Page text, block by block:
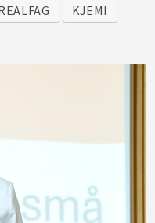
KJEMI